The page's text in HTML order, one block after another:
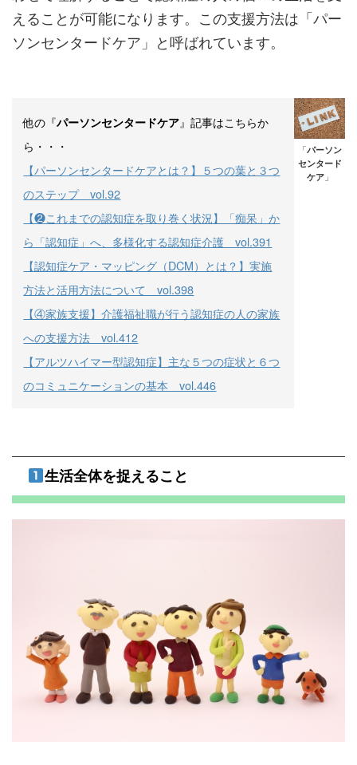
えることが可能になります。この支援方法は「パー
ソンセンタードケア」と呼ばれています。
「パーソン
センタード
ケア」
他の『パーソンセンタードケア』記事はこちらか
ら・・・
【パーソンセンタードケアとは？】５つの葉と３つ
のステップ vol.92
【❷これまでの認知症を取り巻く状況】「痴呆」か
ら「認知症」へ、多様化する認知症介護 vol.391
【認知症ケア・マッピング（DCM）とは？】実施
方法と活用方法について vol.398
【④家族支援】介護福祉職が行う認知症の人の家族
への支援方法 vol.412
【アルツハイマー型認知症】主な５つの症状と６つ
のコミュニケーションの基本 vol.446
生活全体を捉えること